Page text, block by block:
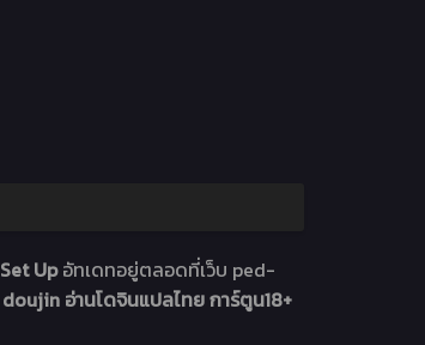
Set Upอัทเดทอยู่ตลอดที่เว็บ ped-
อ่านโดจินแปลไทย การ์ตูน18+